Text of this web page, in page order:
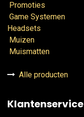
Promoties
Game Systemen
Headsets
Muizen
Muismatten
Alle producten
Klantenservice